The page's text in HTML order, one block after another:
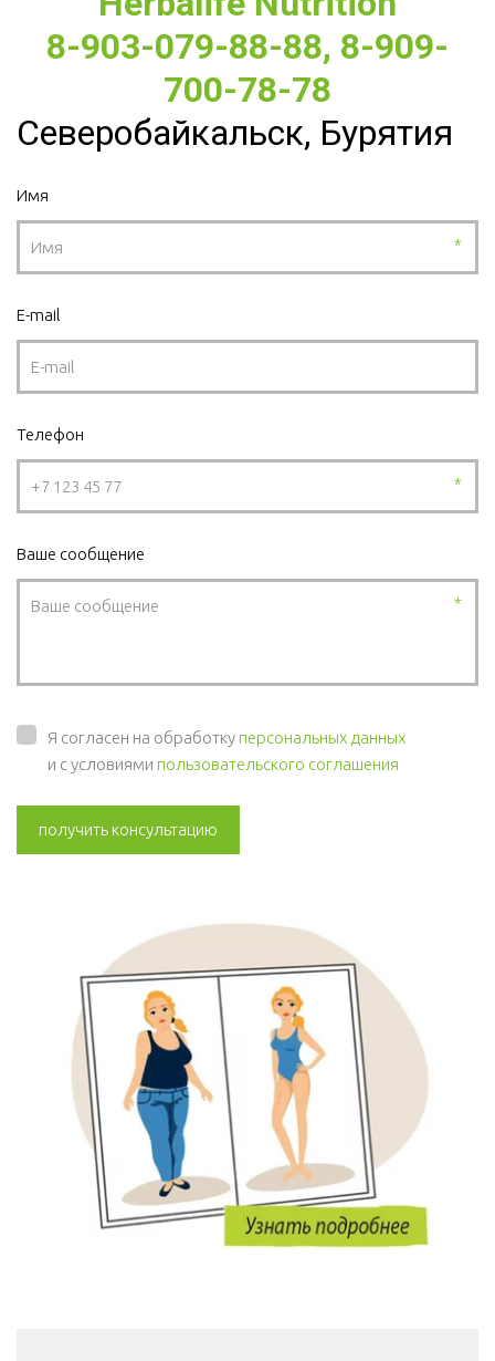
8-903-079-88-88, 8-909-
700-78-78
Северобайкальск, Бурятия
Имя
*
E-mail
Телефон
*
Ваше сообщение
*
Я согласен на обработкуперсональных данных
и с условиями пользовательского соглашения
получить консультацию